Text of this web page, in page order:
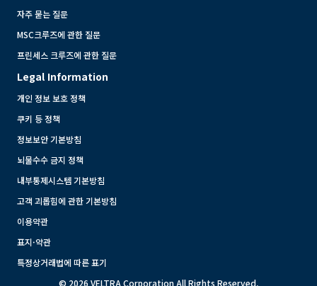
자주 묻는 질문
MSC크루즈에 관한 질문
프린세스 크루즈에 관한 질문
Legal Information
개인 정보 보호 정책
쿠키 등 정책
정보보안 기본방침
뇌물수수 금지 정책
내부통제시스템 기본방침
고객 괴롭힘에 관한 기본방침
이용약관
표지·약관
특정상거래법에 따른 표기
© 2026 VELTRA Corporation All Rights Reserved.